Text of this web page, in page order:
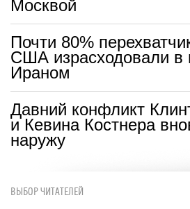
Москвой
Почти 80%
США израсходовали в
Ираном
Давний конфликт
и Кевина Костнера
наружу
ВЫБОР ЧИТАТЕЛЕЙ